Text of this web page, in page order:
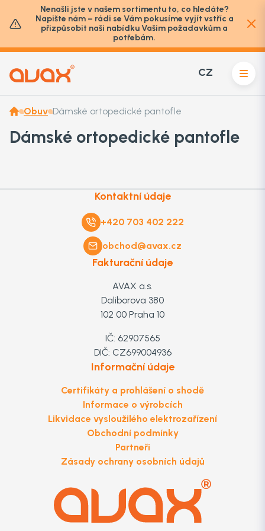
Nenašli jste v našem sortimentu to, co hledáte?
Napište nám – rádi se Vám pokusíme vyjít vstříc a
přizpůsobit naši nabídku Vašim požadavkům a
potřebám.
CZ
Obuv Dámské ortopedické pantofle
Dámské ortopedické pantofle
Kontaktní údaje
+420 703 402 222
obchod@avax.cz
Fakturační údaje
AVAX a.s.
Daliborova 380
102 00 Praha 10
IČ: 62907565
DIČ: CZ699004936
Informační údaje
Certifikáty a prohlášení o shodě
Informace o výrobcích
Likvidace vysloužilého elektrozařízení
Obchodní podmínky
Partneři
Zásady ochrany osobních údajů